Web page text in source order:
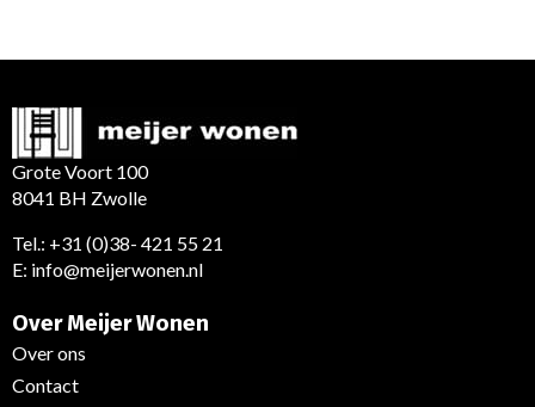
Grote Voort 100
8041 BH Zwolle
Tel.: +31 (0)38- 421 55 21
E: info@meijerwonen.nl
Over Meijer Wonen
Over ons
Contact